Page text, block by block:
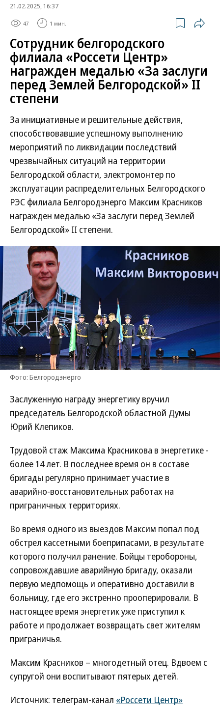
21.02.2025, 16:37
47 1 мин.
Сотрудник белгородского
филиала «Россети Центр»
награжден медалью «За заслуги
перед Землей Белгородской» II
степени
За инициативные и решительные действия,
способствовавшие успешному выполнению
мероприятий по ликвидации последствий
чрезвычайных ситуаций на территории
Белгородской области, электромонтер по
эксплуатации распределительных Белгородского
РЭС филиала Белгородэнерго Максим Красников
награжден медалью «За заслуги перед Землей
Белгородской» II степени.
Фото: Белгородэнерго
Заслуженную награду энергетику вручил
председатель Белгородской областной Думы
Юрий Клепиков.
Трудовой стаж Максима Красникова в энергетике -
более 14 лет. В последнее время он в составе
бригады регулярно принимает участие в
аварийно-восстановительных работах на
приграничных территориях.
Во время одного из выездов Максим попал под
обстрел кассетными боеприпасами, в результате
которого получил ранение. Бойцы теробороны,
сопровождавшие аварийную бригаду, оказали
первую медпомощь и оперативно доставили в
больницу, где его экстренно прооперировали. В
настоящее время энергетик уже приступил к
работе и продолжает возвращать свет жителям
приграничья.
Максим Красников – многодетный отец. Вдвоем с
супругой они воспитывают пятерых детей.
Источник: телеграм-канал «Россети Центр»